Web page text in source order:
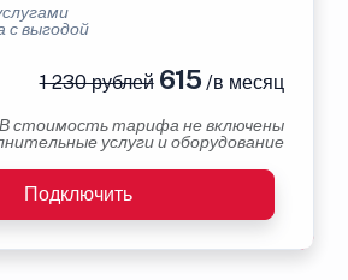
с выгодой
1 230 рублей615 /в месяц
В стоимость тарифа не включены
услуги и оборудование
Подключить